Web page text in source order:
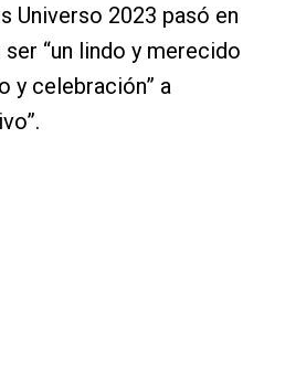
Universo 2023 pasó en
“un lindo y merecido
y celebración” a